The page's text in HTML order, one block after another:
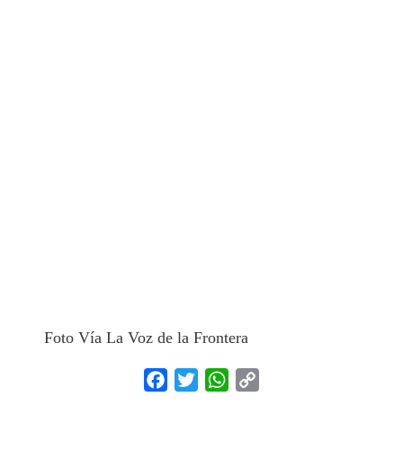
Foto Vía La Voz de la Frontera
Facebook
Twitter WhatsApp